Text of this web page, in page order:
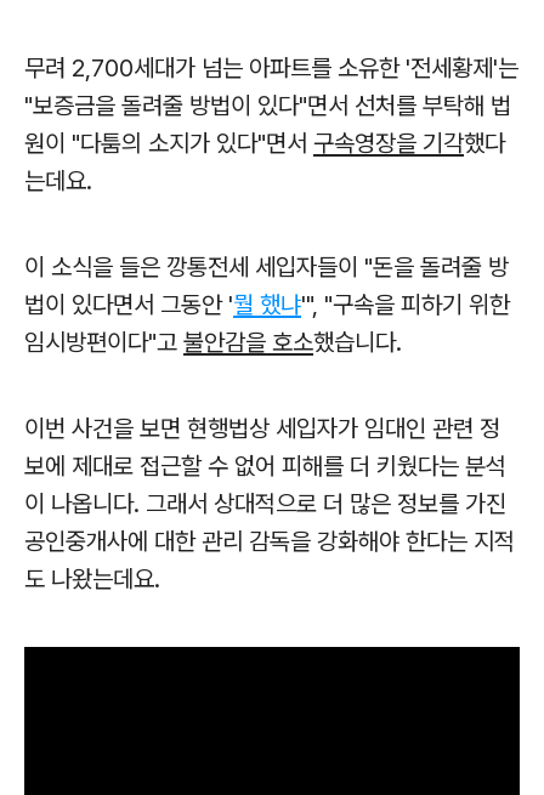
무려 2,700세대가 넘는 아파트를 소유한 '전세황제'는
"보증금을 돌려줄 방법이 있다"면서 선처를 부탁해 법
원이 "다툼의 소지가 있다"면서 구속영장을 기각했다
는데요.
이 소식을 들은 깡통전세 세입자들이 "돈을 돌려줄 방
법이 있다면서 그동안 '뭘 했냐'", "구속을 피하기 위한
임시방편이다"고 불안감을 호소했습니다.
이번 사건을 보면 현행법상 세입자가 임대인 관련 정
보에 제대로 접근할 수 없어 피해를 더 키웠다는 분석
이 나옵니다. 그래서 상대적으로 더 많은 정보를 가진
공인중개사에 대한 관리 감독을 강화해야 한다는 지적
도 나왔는데요.